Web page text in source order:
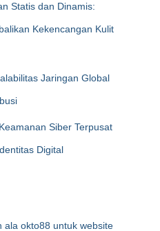
Statis dan Dinamis:
Kekencangan Kulit
Jaringan Global
Siber Terpusat
Digital
ala okto88 untuk website